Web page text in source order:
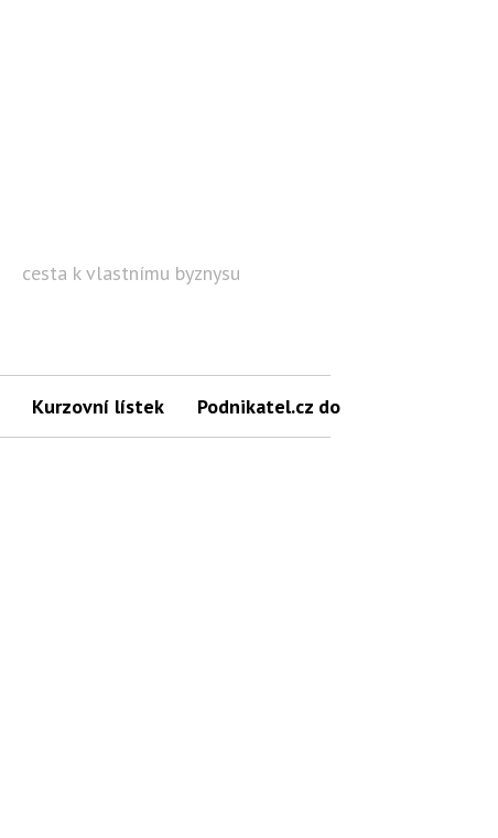
cesta k vlastnímu byznysu
Kurzovní lístek Podnikatel.cz do mailu